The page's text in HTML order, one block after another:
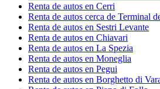
Renta de autos en Cerri
Renta de autos cerca de Terminal
Renta de autos en Sestri Levante
Renta de autos en Chiavari
Renta de autos en La Spezia
Renta de autos en Moneglia
Renta de autos en Pegui
Renta de autos en Borghetto di